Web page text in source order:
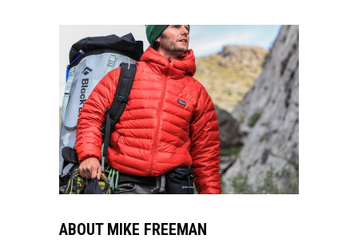
ABOUT MIKE FREEMAN